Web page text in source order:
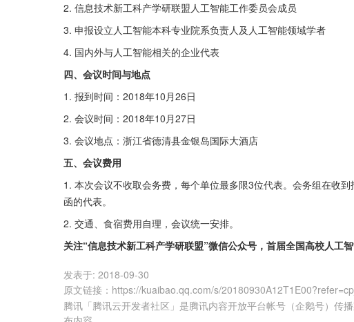
2. 信息技术新工科产学研联盟人工智能工作委员会成员
3. 申报设立人工智能本科专业院系负责人及人工智能领域学者
4. 国内外与人工智能相关的企业代表
四、会议时间与地点
1. 报到时间：2018年10月26日
2. 会议时间：2018年10月27日
3. 会议地点：浙江省德清县金银岛国际大酒店
五、会议费用
1. 本次会议不收取会务费，每个单位最多限3位代表。会务组在收
函的代表。
2. 交通、食宿费用自理，会议统一安排。
关注“信息技术新工科产学研联盟”微信公众号，首届全国高校人工
发表于: 2018-09-30
原文链接 ： https://kuaibao.qq.com/s/
腾讯「腾讯云开发者社区」是腾讯内容开放平台帐号（企鹅号）传